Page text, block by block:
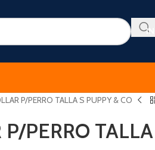
P/PERRO TALLA S PUPPY & CO
P/PERRO